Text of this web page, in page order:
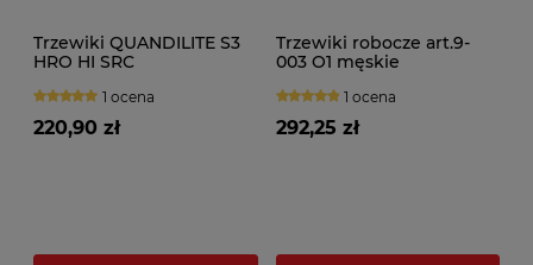
Trzewiki QUANDILITE S3
HRO HI SRC
1 ocena
220,90 zł
Trzewiki robocze art.9-
003 O1 męskie
1 ocena
292,25 zł